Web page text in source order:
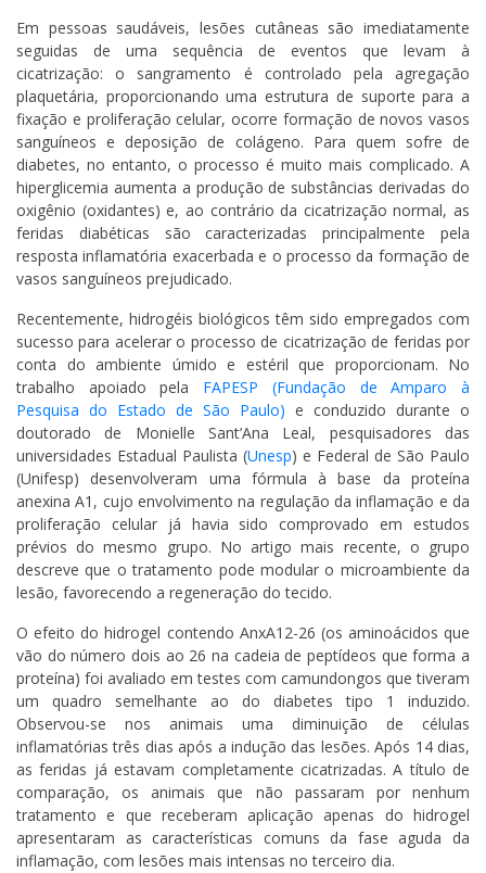
Em pessoas saudáveis, lesões cutâneas são imediatamente
seguidas de uma sequência de eventos que levam à
cicatrização: o sangramento é controlado pela agregação
plaquetária, proporcionando uma estrutura de suporte para a
fixação e proliferação celular, ocorre formação de novos vasos
sanguíneos e deposição de colágeno. Para quem sofre de
diabetes, no entanto, o processo é muito mais complicado. A
hiperglicemia aumenta a produção de substâncias derivadas do
oxigênio (oxidantes) e, ao contrário da cicatrização normal, as
feridas diabéticas são caracterizadas principalmente pela
resposta inflamatória exacerbada e o processo da formação de
vasos sanguíneos prejudicado.
Recentemente, hidrogéis biológicos têm sido empregados com
sucesso para acelerar o processo de cicatrização de feridas por
conta do ambiente úmido e estéril que proporcionam. No
trabalho apoiado pela FAPESP (Fundação de Amparo à
Pesquisa do Estado de São Paulo) e conduzido durante o
doutorado de Monielle Sant’Ana Leal, pesquisadores das
universidades Estadual Paulista (Unesp) e Federal de São Paulo
(Unifesp) desenvolveram uma fórmula à base da proteína
anexina A1, cujo envolvimento na regulação da inflamação e da
proliferação celular já havia sido comprovado em estudos
prévios do mesmo grupo. No artigo mais recente, o grupo
descreve que o tratamento pode modular o microambiente da
lesão, favorecendo a regeneração do tecido.
O efeito do hidrogel contendo AnxA12-26 (os aminoácidos que
vão do número dois ao 26 na cadeia de peptídeos que forma a
proteína) foi avaliado em testes com camundongos que tiveram
um quadro semelhante ao do diabetes tipo 1 induzido.
Observou-se nos animais uma diminuição de células
inflamatórias três dias após a indução das lesões. Após 14 dias,
as feridas já estavam completamente cicatrizadas. A título de
comparação, os animais que não passaram por nenhum
tratamento e que receberam aplicação apenas do hidrogel
apresentaram as características comuns da fase aguda da
inflamação, com lesões mais intensas no terceiro dia.